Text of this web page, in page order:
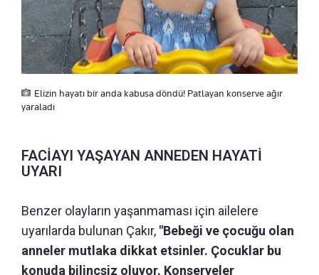
Elizin hayatı bir anda kabusa döndü! Patlayan konserve ağır
yaraladı
FACİAYI YAŞAYAN ANNEDEN HAYATİ
UYARI
Benzer olayların yaşanmaması için ailelere
uyarılarda bulunan Çakır, "Bebeği ve çocuğu olan
anneler mutlaka dikkat etsinler. Çocuklar bu
konuda bilinçsiz oluyor. Konserveler